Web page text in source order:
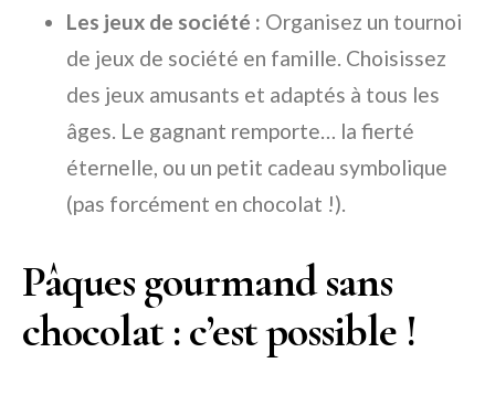
Les jeux de société : Organisez un tournoi
de jeux de société en famille. Choisissez
des jeux amusants et adaptés à tous les
âges. Le gagnant remporte… la fierté
éternelle, ou un petit cadeau symbolique
(pas forcément en chocolat !).
Pâques gourmand sans
chocolat : c’est possible !